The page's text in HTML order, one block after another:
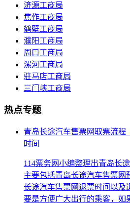
济源工商局
焦作工商局
鹤壁工商局
濮阳工商局
周口工商局
漯河工商局
驻马店工商局
三门峡工商局
热点专题
青岛长途汽车售票网取票流程
时间
114票务网小编整理出青岛长
主要包括青岛长途汽车售票网
长途汽车售票网退票时间以及
要是方便广大出行的乘客，如